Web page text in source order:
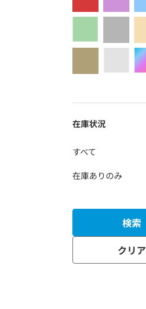
在庫状況
すべて
在庫ありのみ
検索
クリア